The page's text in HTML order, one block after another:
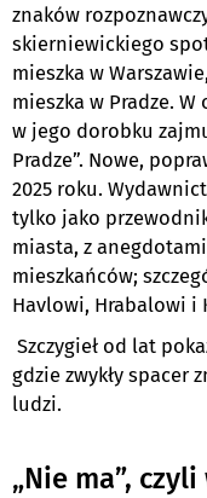
znaków
skierniewickiego
mieszka w
mieszka w Pradze.
w jego dorobku
Pradze”. Nowe,
2025 roku.
tylko jako
miasta, z
mieszkańców;
Havlowi, Hrabalowi i
Szczygieł od lat
gdzie zwykły spacer
ludzi.
„Nie ma”,